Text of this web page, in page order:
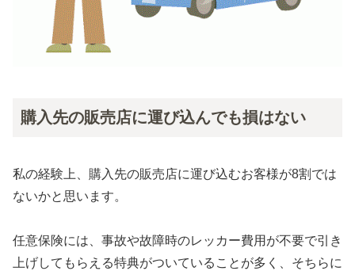
購入先の販売店に運び込んでも損はない
私の経験上、購入先の販売店に運び込むお客様が8割では
ないかと思います。
任意保険には、事故や故障時のレッカー費用が不要で引き
上げしてもらえる特典がついていることが多く、そちらに